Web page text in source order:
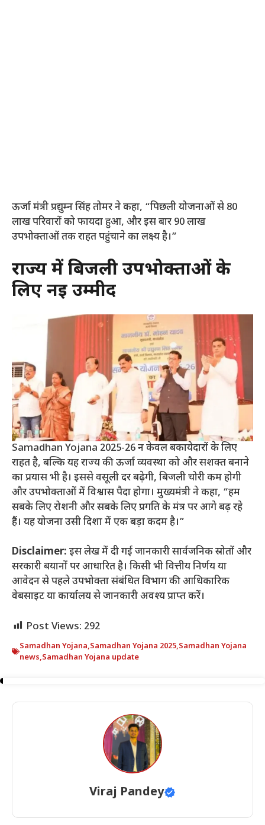
ऊर्जा मंत्री प्रद्युम्न सिंह तोमर ने कहा, “पिछली योजनाओं से 80
लाख परिवारों को फायदा हुआ, और इस बार 90 लाख
उपभोक्ताओं तक राहत पहुंचाने का लक्ष्य है।”
राज्य में बिजली उपभोक्ताओं के
लिए नई उम्मीद
Samadhan Yojana 2025-26 न केवल बकायेदारों के लिए
राहत है, बल्कि यह राज्य की ऊर्जा व्यवस्था को और सशक्त बनाने
का प्रयास भी है। इससे वसूली दर बढ़ेगी, बिजली चोरी कम होगी
और उपभोक्ताओं में विश्वास पैदा होगा। मुख्यमंत्री ने कहा, “हम
सबके लिए रोशनी और सबके लिए प्रगति के मंत्र पर आगे बढ़ रहे
हैं। यह योजना उसी दिशा में एक बड़ा कदम है।”
Disclaimer: इस लेख में दी गई जानकारी सार्वजनिक स्रोतों और
सरकारी बयानों पर आधारित है। किसी भी वित्तीय निर्णय या
आवेदन से पहले उपभोक्ता संबंधित विभाग की आधिकारिक
वेबसाइट या कार्यालय से जानकारी अवश्य प्राप्त करें।
Post Views: 292
Samadhan Yojana,Samadhan Yojana 2025,Samadhan Yojana
news,Samadhan Yojana update
Viraj Pandey